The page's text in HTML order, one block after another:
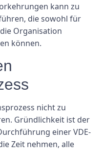
kann zu
die sowohl für
Organisation
können.
nicht zu
Gründlichkeit ist der
einer VDE-
Zeit nehmen, alle